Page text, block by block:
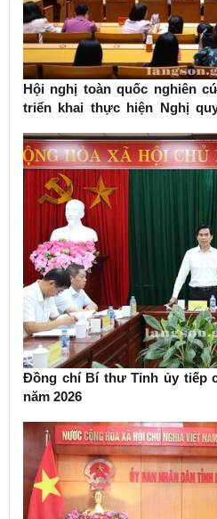
Hội nghị toàn quốc nghiên
triển khai thực hiện Nghị
Đồng chí Bí thư Tỉnh ủy tiếp
năm 2026